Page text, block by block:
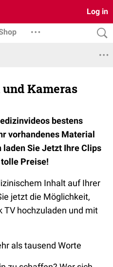
Log in
Kameras
bestens
vorhandenes Material
Sie Jetzt Ihre Clips
Preise!
Inhalt auf Ihrer
jetzt die Möglichkeit,
TV hochzuladen und mit
als tausend Worte